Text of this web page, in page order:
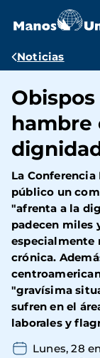
contenido
Ruta
Noticias
hambre
La
público un
"afrenta a la
padecen miles
especialmente
crónica.
"gravísima
sufren en el
laborales y
Lunes, 28